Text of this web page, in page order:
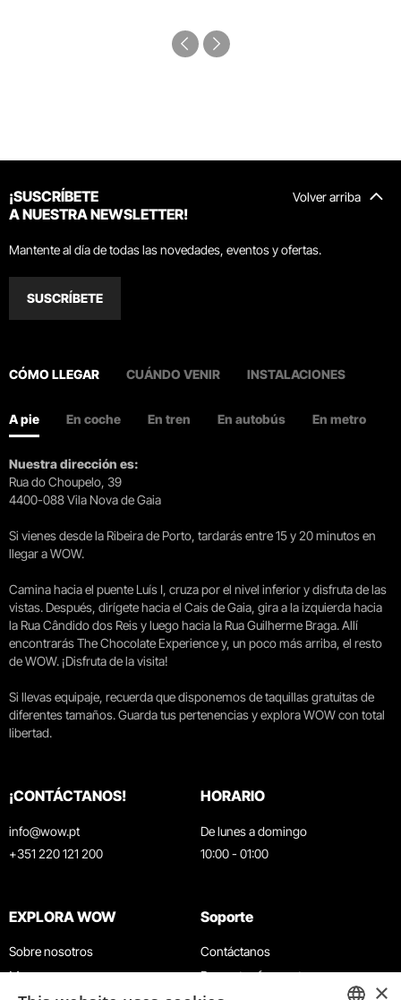
Volver arriba
¡SUSCRÍBETE
A NUESTRA NEWSLETTER!
Mantente al día de todas las novedades, eventos y ofertas.
SUSCRÍBETE
CÓMO LLEGAR CUÁNDO VENIR INSTALACIONES
A pie En coche En tren En autobús En metro
Nuestra dirección es:
Rua do Choupelo, 39
4400-088 Vila Nova de Gaia
Si vienes desde la Ribeira de Porto, tardarás entre 15 y 20 minutos en
llegar a WOW.
Camina hacia el puente Luís I, cruza por el nivel inferior y disfruta de las
vistas. Después, dirígete hacia el Cais de Gaia, gira a la izquierda hacia
la Rua Cândido dos Reis y luego hacia la Rua Guilherme Braga. Allí
encontrarás The Chocolate Experience y, un poco más arriba, el resto
de WOW. ¡Disfruta de la visita!
Si llevas equipaje, recuerda que disponemos de taquillas gratuitas de
diferentes tamaños. Guarda tus pertenencias y explora WOW con total
libertad.
¡CONTÁCTANOS!
info@wow.pt
+351 220 121 200
HORARIO
De lunes a domingo
10:00 - 01:00
EXPLORA WOW
Sobre nosotros
Museos
Soporte
Contáctanos
Preguntas frecuentes
×